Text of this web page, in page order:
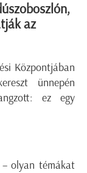
az
Központjában
ünnepén
ez egy
olyan témákat